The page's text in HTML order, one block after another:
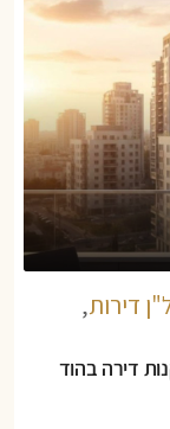
דירות,
לקנות דירה בהוד